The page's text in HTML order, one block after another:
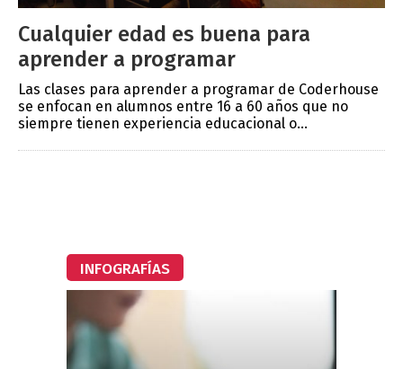
Cualquier edad es buena para
aprender a programar
Las clases para aprender a programar de Coderhouse
se enfocan en alumnos entre 16 a 60 años que no
siempre tienen experiencia educacional o...
INFOGRAFÍAS